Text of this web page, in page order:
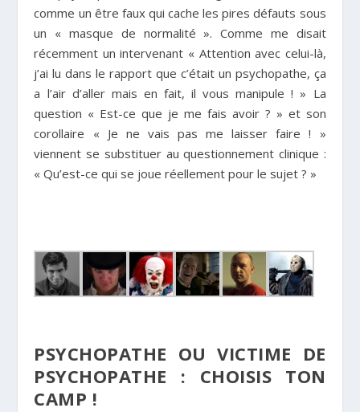
comme un être faux qui cache les pires défauts sous
un « masque de normalité ». Comme me disait
récemment un intervenant « Attention avec celui-là,
j’ai lu dans le rapport que c’était un psychopathe, ça
a l’air d’aller mais en fait, il vous manipule ! » La
question « Est-ce que je me fais avoir ? » et son
corollaire « Je ne vais pas me laisser faire ! »
viennent se substituer au questionnement clinique :
« Qu’est-ce qui se joue réellement pour le sujet ? »
PSYCHOPATHE OU VICTIME DE
PSYCHOPATHE : CHOISIS TON
CAMP !